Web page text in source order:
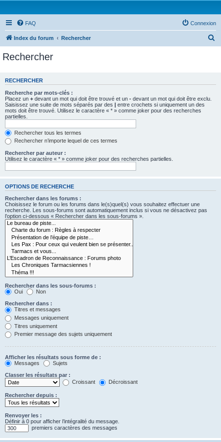
FAQ Connexion
Index du forum Rechercher
e
Rechercher
RECHERCHER
Recherche par mots-clés :
Placez un + devant un mot qui doit être trouvé et un - devant un mot qui doit être exclu.
Saisissez une suite de mots séparés par des | entre crochets si uniquement un des
mots doit être trouvé. Utilisez le caractère « * » comme joker pour des recherches
partielles.
Rechercher tous les termes
Rechercher n’importe lequel de ces termes
Rechercher par auteur :
Utilisez le caractère « * » comme joker pour des recherches partielles.
OPTIONS DE RECHERCHE
Rechercher dans les forums :
Choisissez le forum ou les forums dans le(s)quel(s) vous souhaitez effectuer une
recherche. Les sous-forums sont automatiquement inclus si vous ne désactivez pas
l’option ci-dessous « Rechercher dans les sous-forums ».
Rechercher dans les sous-forums :
Oui
Non
Rechercher dans :
Titres et messages
Messages uniquement
Titres uniquement
Premier message des sujets uniquement
Afficher les résultats sous forme de :
Messages
Sujets
Classer les résultats par :
Croissant
Décroissant
Rechercher depuis :
Renvoyer les :
Définir à 0 pour afficher l’intégralité du message.
premiers caractères des messages